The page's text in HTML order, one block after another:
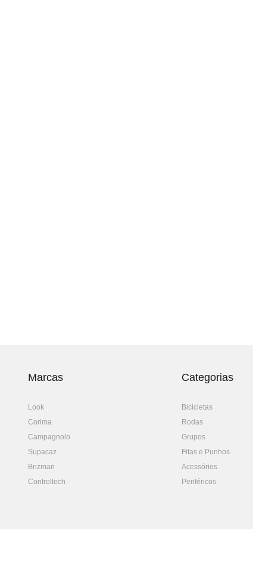
Marcas
Look
Corima
Campagnolo
Supacaz
Brizman
Controltech
Categorias
Bicicletas
Rodas
Grupos
Fitas e Punhos
Acessórios
Periféricos